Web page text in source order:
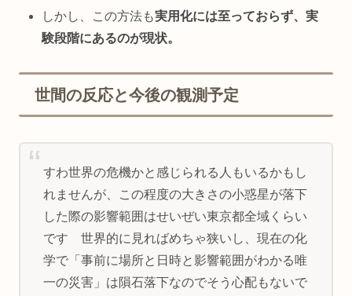
しかし、この方法も実用化には至っておらず、実
験段階にあるのが現状。
世間の反応と今後の観測予定
すわ世界の危機かと感じられる人もいるかもし
れませんが、この程度の大きさの小惑星が落下
した際の影響範囲はせいぜい東京都全域くらい
です 世界的に見ればめちゃ狭いし、現在の化
学で「事前に場所と日時と影響範囲がわかる唯
一の災害」は隕石落下なのでそう心配もないで